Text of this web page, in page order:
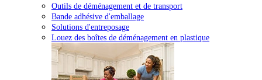
Outils de déménagement et de transport
Bande adhésive d'emballage
Solutions d'entreposage
Louez des boîtes de déménagement en plastique